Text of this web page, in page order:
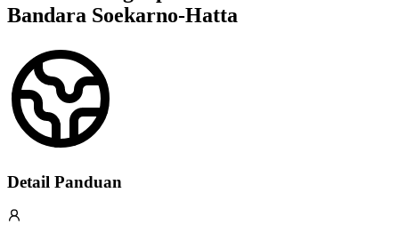
Bandara Soekarno-Hatta
Detail Panduan